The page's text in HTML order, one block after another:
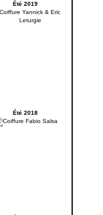
Été 2019
Été 2018